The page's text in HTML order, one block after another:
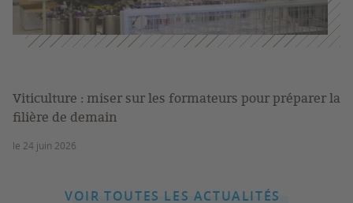
Viticulture : miser sur les formateurs pour préparer la
filière de demain
le 24 juin 2026
VOIR TOUTES LES ACTUALITÉS